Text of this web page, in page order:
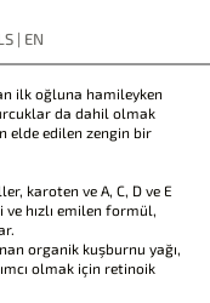
| EN
ilk oğluna hamileyken
da dahil olmak
elde edilen zengin bir
karoten ve A, C, D ve E
hızlı emilen formül,
organik kuşburnu yağı,
olmak için retinoik